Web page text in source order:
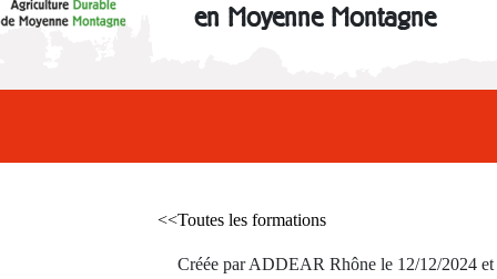
en Moyenne Montagne
<<Toutes les formations
Créée par ADDEAR Rhône le 12/12/2024 et